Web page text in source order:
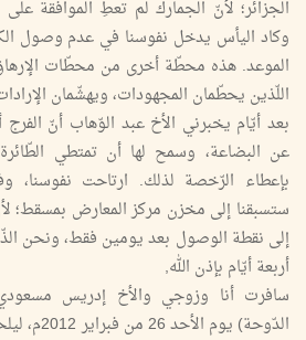
الجزائر؛ لأنّ الجمارك لم تعطِ الموافقة
وكاد اليأس يدخل نفوسنا في عدم وصول
الموعد. هذه محطّة أخرى من محطّات الإرهاق
اللّذين يحطّمان المجهودات، ويهشّمان
بعد أيّام يخبرني الأخ عبد الوّهاب أنّ
عن البضاعة، وسمح لها أن تمتطي
بإعطاء الرّخصة لذلك. ارتاحت نفوسنا،
ستسبقنا إلى مخزن مركز المعارض بمسقط؛
إلى نقطة الوصول بعد يومين فقط، ونحن
أربعة أيّام بإذن الله,
سافرت أنا وزوجي والأخ إدريس
الدّوحة)